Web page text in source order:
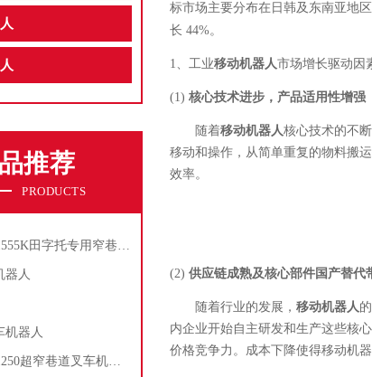
推荐
PRODUCTS
YM-ZCW1555K田字托专用窄巷道叉车机器人
器人
机器人
YM-ZCW1250超窄巷道叉车机器人
标市场主要分布在日韩及东南亚地
长 44%。
1、 工业移动机器人市场增长驱动因
(1) 核心技术进步，产品适用性增强
随着移动机器人核心技术的不
移动和操作，从简单重复的物料搬
效率。
(2) 供应链成熟及核心部件国产替代
随着行业的发展， 移动机器人
内企业开始自主研发和生产这些核
价格竞争力。成本下降使得移动机